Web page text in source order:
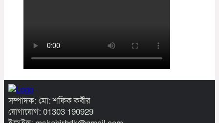
সম্পাদক: মো: শফিক কবীর
যোগাযোগ: 01303 190929